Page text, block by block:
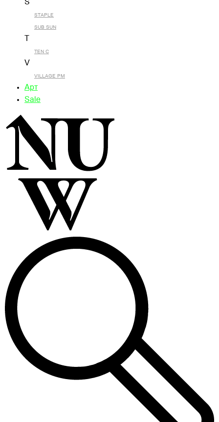
S
STAPLE
SUB SUN
TEN C
V
VILLAGE PM
Арт
Sale